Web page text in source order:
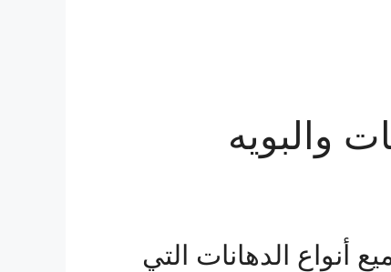
والبويه
أنواع الدهانات التي